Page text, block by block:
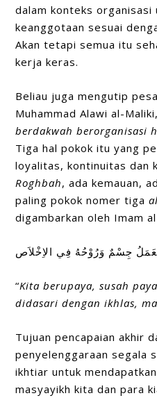
dalam konteks organisasi
keanggotaan sesuai
Akan tetapi semua itu
kerja keras.
Beliau juga mengutip
Muhammad Alawi al-
berdakwah berorganisasi
Tiga hal pokok itu yang
loyalitas, kontinuitas dan
Roghbah, ada kemauan,
paling pokok nomer tiga
digambarkan oleh Imam
جِسْمٌ وَرُوْحُهُ فِي الاِخْلاَص
“Kita berupaya, susah
didasari dengan ikhlas,
Tujuan pencapaian akhir
penyelenggaraan segala
ikhtiar untuk
masyayikh kita dan para